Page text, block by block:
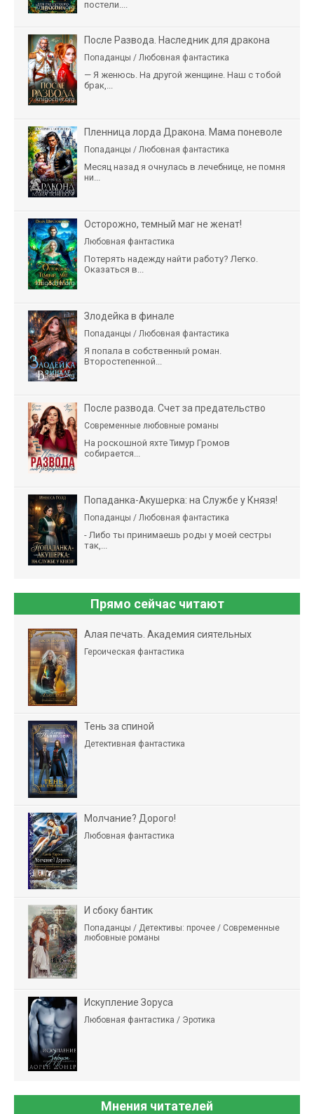
постели....
После Развода. Наследник для дракона
Попаданцы / Любовная фантастика
— Я женюсь. На другой женщине. Наш с тобой
брак,...
Пленница лорда Дракона. Мама поневоле
Попаданцы / Любовная фантастика
Месяц назад я очнулась в лечебнице, не помня
ни...
Осторожно, темный маг не женат!
Любовная фантастика
Потерять надежду найти работу? Легко.
Оказаться в...
Злодейка в финале
Попаданцы / Любовная фантастика
Я попала в собственный роман.
Второстепенной...
После развода. Счет за предательство
Современные любовные романы
На роскошной яхте Тимур Громов
собирается...
Попаданка-Акушерка: на Службе у Князя!
Попаданцы / Любовная фантастика
- Либо ты принимаешь роды у моей сестры
так,...
Прямо сейчас читают
Алая печать. Академия сиятельных
Героическая фантастика
Тень за спиной
Детективная фантастика
Молчание? Дорого!
Любовная фантастика
И сбоку бантик
Попаданцы / Детективы: прочее / Современные
любовные романы
Искупление Зоруса
Любовная фантастика / Эротика
Мнения читателей